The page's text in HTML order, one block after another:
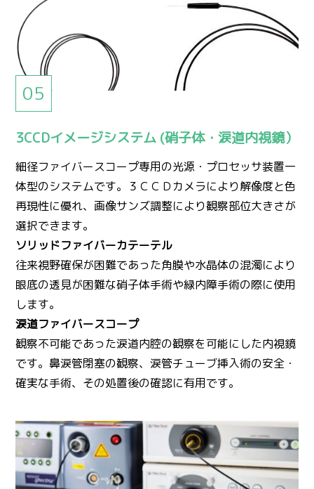
3CCDイメージシステム (硝子体・涙道内視鏡）
細径ファイバースコープ専用の光源・プロセッサ装置一
体型のシステムです。３ＣＣＤカメラにより解像度と色
再現性に優れ、画像サンズ調整により観察部位大きさが
選択できます。
ソリッドファイバーカテーテル
往来視野確保が困難であった角膜や水晶体の混濁により
眼底の透見が困難な硝子体手術や緑内障手術の際に使用
します。
涙道ファイバースコープ
観察不可能であった涙道内腔の観察を可能にした内視鏡
です。鼻涙管閉塞の観察、涙管チューブ挿入術の安全・
確実な手術、その処置後の確認に有用です。